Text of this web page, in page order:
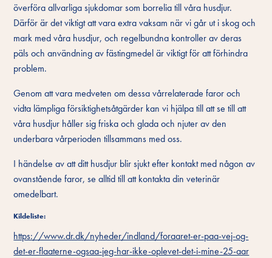
överföra allvarliga sjukdomar som borrelia till våra husdjur.
Därför är det viktigt att vara extra vaksam när vi går ut i skog och
mark med våra husdjur, och regelbundna kontroller av deras
päls och användning av fästingmedel är viktigt för att förhindra
problem.
Genom att vara medveten om dessa vårrelaterade faror och
vidta lämpliga försiktighetsåtgärder kan vi hjälpa till att se till att
våra husdjur håller sig friska och glada och njuter av den
underbara vårperioden tillsammans med oss.
I händelse av att ditt husdjur blir sjukt efter kontakt med någon av
ovanstående faror, se alltid till att kontakta din veterinär
omedelbart.
Kildeliste:
https://www.dr.dk/nyheder/indland/foraaret-er-paa-vej-og-
det-er-flaaterne-ogsaa-jeg-har-ikke-oplevet-det-i-mine-25-aar